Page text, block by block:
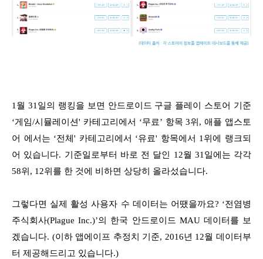
1월 31일의 랭킹을 보면 안드로이드 구글 플레이 스토어 기준
‘게임/시뮬레이션' 카테고리에서 ‘무료’ 항목 3위, 애플 앱스토
어 에서는 ‘전체' 카테고리에서 ‘유료' 항목에서 1위에 랭크되
어 있습니다. 기준일로부터 바로 전 달인 12월 31일에는 각각
58위, 12위를 한 것에 비하면 상당히 올라섰습니다.
그렇다면 실제 활성 사용자 수 데이터는 어땠을까요? ‘전염병
주식회사(Plague Inc.)’의 한국 안드로이드 MAU 데이터를 보
겠습니다. (이하 앱에이프 추정치 기준, 2016년 12월 데이터부
터 제공해드리고 있습니다.)